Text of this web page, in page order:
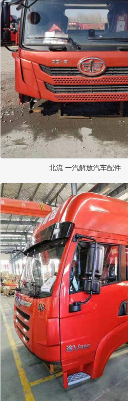
北流 一汽解放汽车配件